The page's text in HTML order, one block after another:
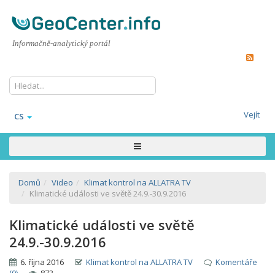
Informačně-analytický portál
CS Vejít
Domů Video
Klimat kontrol na ALLATRA TV
Klimatické události ve světě 24.9.-30.9.2016
Klimatické události ve světě
24.9.-30.9.2016
6. října 2016 Klimat kontrol na ALLATRA TV
Komentáře